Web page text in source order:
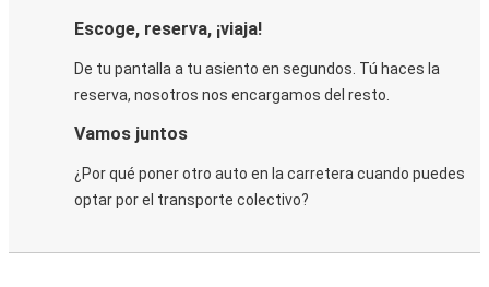
Escoge, reserva, ¡viaja!
De tu pantalla a tu asiento en segundos. Tú haces la
reserva, nosotros nos encargamos del resto.
Vamos juntos
¿Por qué poner otro auto en la carretera cuando puedes
optar por el transporte colectivo?